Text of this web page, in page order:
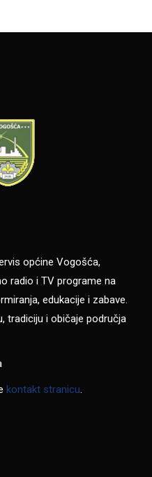
općine Vogošća,
radio i TV programe na
edukacije i zabave.
tradiciju i običaje područja
kontakt stranicu.